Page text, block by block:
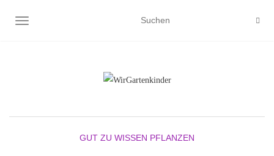
NAVIGATION UMSCHALTEN
GUT ZU WISSEN PFLANZEN